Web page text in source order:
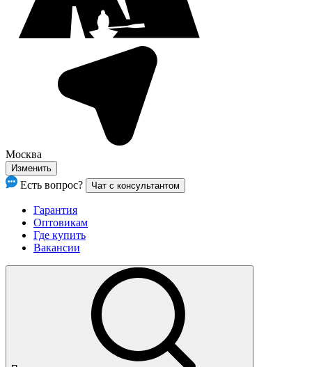
Москва
Изменить
Есть вопрос? Чат с консультантом
Гарантия
Оптовикам
Где купить
Вакансии